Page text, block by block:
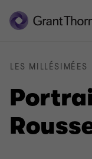
LES MILLÉSIMÉES